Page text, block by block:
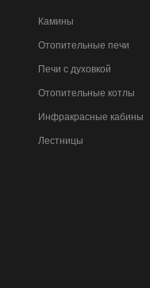
Камины
Отопительные печи
Печи с духовкой
Отопительные котлы
Инфракрасные кабины
Лестницы